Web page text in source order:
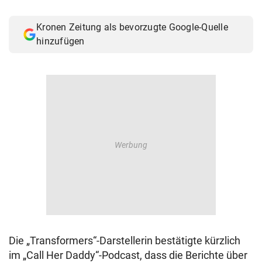
Kronen Zeitung als bevorzugte Google-Quelle
hinzufügen
Die „Transformers“-Darstellerin bestätigte kürzlich
im „Call Her Daddy“-Podcast, dass die Berichte über